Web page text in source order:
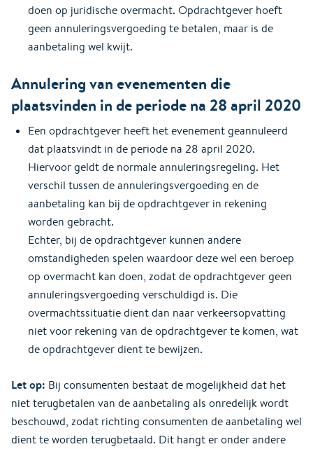
doen op juridische overmacht. Opdrachtgever hoeft
geen annuleringsvergoeding te betalen, maar is de
aanbetaling wel kwijt.
Annulering van evenementen die
plaatsvinden in de periode na 28 april 2020
Een opdrachtgever heeft het evenement geannuleerd
dat plaatsvindt in de periode na 28 april 2020.
Hiervoor geldt de normale annuleringsregeling. Het
verschil tussen de annuleringsvergoeding en de
aanbetaling kan bij de opdrachtgever in rekening
worden gebracht.
Echter, bij de opdrachtgever kunnen andere
omstandigheden spelen waardoor deze wel een beroep
op overmacht kan doen, zodat de opdrachtgever geen
annuleringsvergoeding verschuldigd is. Die
overmachtssituatie dient dan naar verkeersopvatting
niet voor rekening van de opdrachtgever te komen, wat
de opdrachtgever dient te bewijzen.
Let op: Bij consumenten bestaat de mogelijkheid dat het
niet terugbetalen van de aanbetaling als onredelijk wordt
beschouwd, zodat richting consumenten de aanbetaling wel
dient te worden terugbetaald. Dit hangt er onder andere